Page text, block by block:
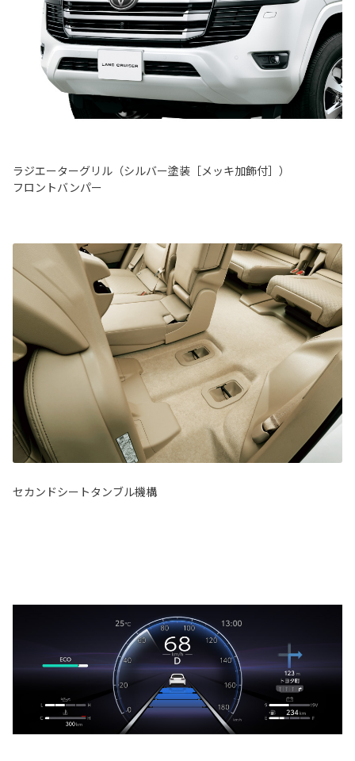
ラジエーターグリル（シルバー塗装［メッキ加飾付］）
フロントバンパー
セカンドシートタンブル機構